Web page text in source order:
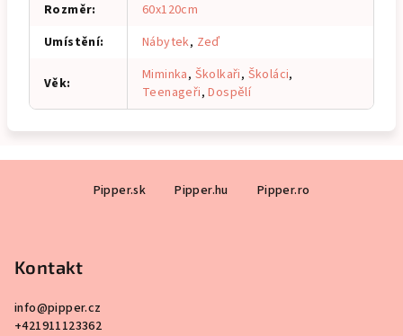
Rozměr:
60x120cm
Umístění: Nábytek, Zeď
Věk: Miminka, Školkaři, Školáci,
Teenageři,Dospělí
Pipper.sk Pipper.hu Pipper.ro
Kontakt
info@pipper.cz
+421911123362